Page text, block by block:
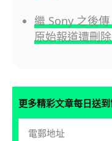
繼 Sony 之後
原始報道遭刪
更多精彩文章每日送